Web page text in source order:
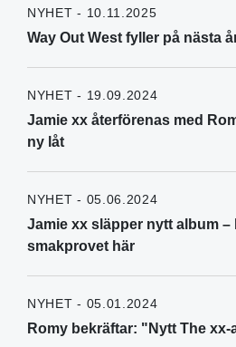
NYHET - 10.11.2025
Way Out West fyller på nästa
NYHET - 19.09.2024
Jamie xx återförenas med
ny låt
NYHET - 05.06.2024
Jamie xx släpper nytt album –
smakprovet här
NYHET - 05.01.2024
Romy bekräftar: "Nytt The